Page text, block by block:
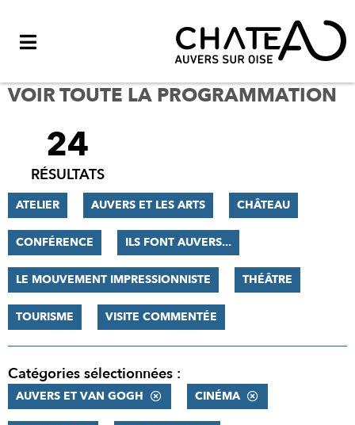
VOIR TOUTE LA PROGRAMMATION
FILTRER
RÉSULTATS
24
RÉSULTATS
ATELIER AUVERS ET LES ARTS CHÂTEAU
CONFÉRENCE ILS FONT AUVERS...
LE MOUVEMENT IMPRESSIONNISTE THÉÂTRE
TOURISME VISITE COMMENTÉE
Catégories sélectionnées :
AUVERS ET VAN GOGH CINÉMA